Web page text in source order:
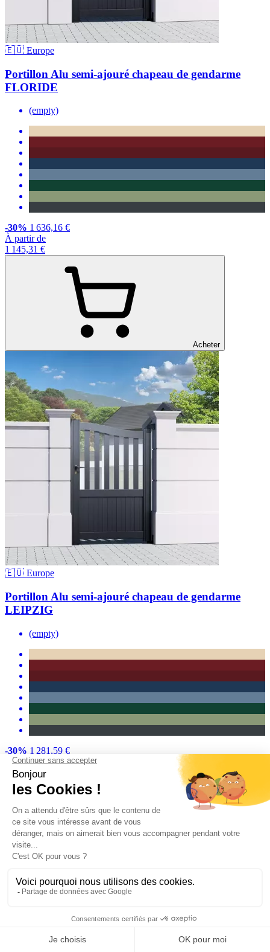
🇪🇺 Europe
Portillon Alu semi-ajouré chapeau de gendarme
FLORIDE
(empty)
-30% 1 636,16 €
À partir de
1 145,31 €
Acheter
🇪🇺 Europe
Portillon Alu semi-ajouré chapeau de gendarme
LEIPZIG
(empty)
-30% 1 281,59 €
À partir de
897,11 €